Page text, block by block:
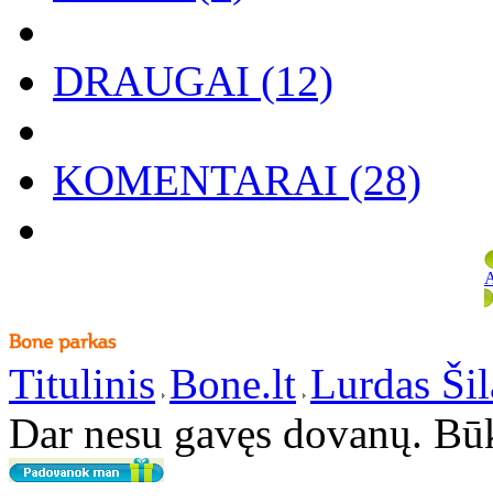
DRAUGAI (12)
KOMENTARAI (28)
Titulinis Bone.lt Lurdas
Dar nesu gavęs dovanų.